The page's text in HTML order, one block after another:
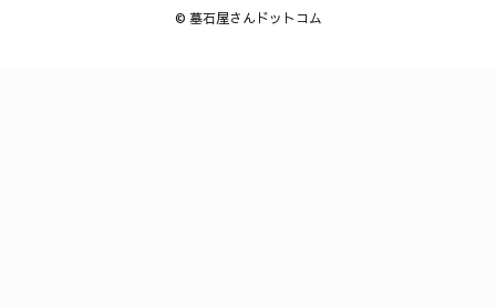
© 墓石屋さんドットコム